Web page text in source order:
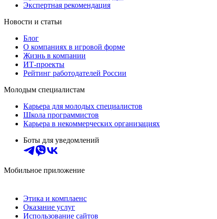
Экспертная рекомендация
Новости и статьи
Блог
О компаниях в игровой форме
Жизнь в компании
ИТ-проекты
Рейтинг работодателей России
Молодым специалистам
Карьера для молодых специалистов
Школа программистов
Карьера в некоммерческих организациях
Боты для уведомлений
Мобильное приложение
Этика и комплаенс
Оказание услуг
Использование сайтов